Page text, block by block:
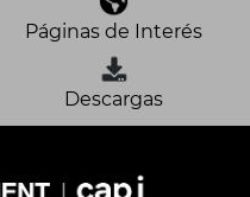
Páginas de Interés
Descargas